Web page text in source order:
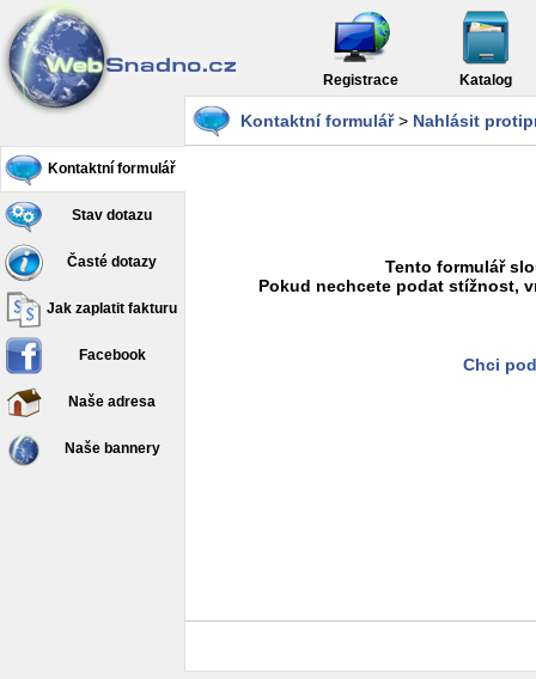
Registrace Katalog
Kontaktní formulář
Stav dotazu
Časté dotazy
Jak zaplatit fakturu
Facebook
Naše adresa
Naše bannery
Kontaktní formulář> Nahlásit
Tento formulář
Pokud nechcete podat stížnost,
Chci